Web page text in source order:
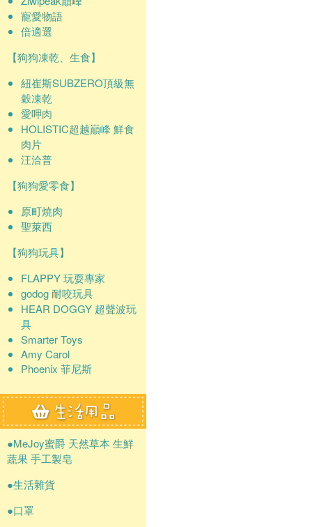
寵愛物語
倍適選
【狗狗凍乾、生食】
紐崔斯SUBZERO頂級無
穀凍乾
愛呷肉
HOLISTIC超越巔峰 鮮食
肉片
汪洽普
【狗狗愛零食】
原町燒肉
聖萊西
【狗狗玩具】
FLAPPY 玩耍專家
godog 耐咬玩具
HEAR DOGGY 超聲波玩
具
Smarter Toys
Amy Carol
Phoenix 菲尼斯
●MeJoy蜜爵 天然草本 生鮮
蔬果 手工製皂
●生活雜貨
●口罩